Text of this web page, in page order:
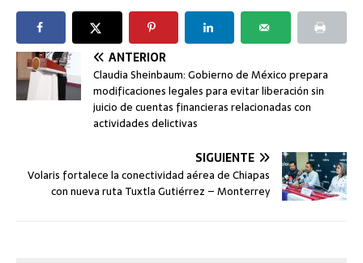
ANTERIOR
Claudia Sheinbaum: Gobierno de México prepara
modificaciones legales para evitar liberación sin
juicio de cuentas financieras relacionadas con
actividades delictivas
SIGUIENTE
Volaris fortalece la conectividad aérea de Chiapas
con nueva ruta Tuxtla Gutiérrez – Monterrey